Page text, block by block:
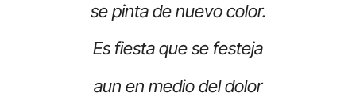
se pinta de nuevo color.
Es fiesta que se festeja
aun en medio del dolor